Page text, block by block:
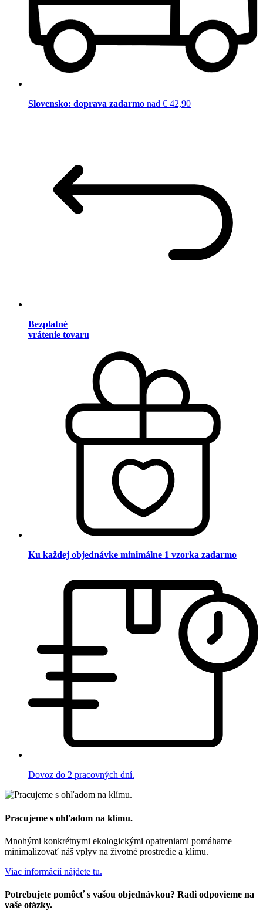
Slovensko: doprava zadarmo nad € 42,90
Bezplatné
vrátenie tovaru
Ku každej objednávke minimálne 1 vzorka zadarmo
Dovoz do 2 pracovných dní.
Pracujeme s ohľadom na klímu.
Mnohými konkrétnymi ekologickými opatreniami pomáhame
minimalizovať náš vplyv na životné prostredie a klímu.
Viac informácií nájdete tu.
Potrebujete pomôcť s vašou objednávkou? Radi odpovieme na
vaše otázky.